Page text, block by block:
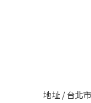
地址 / 台北